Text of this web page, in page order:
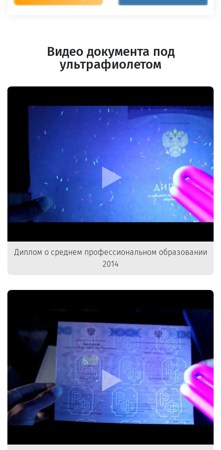
Видео документа под
ультрафиолетом
Диплом о среднем профессиональном образовании
2014